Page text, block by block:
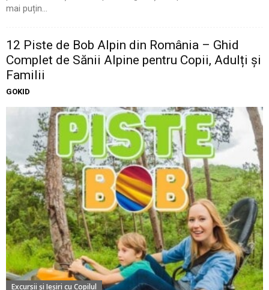
mai puțin...
12 Piste de Bob Alpin din România – Ghid
Complet de Sănii Alpine pentru Copii, Adulți și
Familii
GOKID
Excursii şi Ieşiri cu Copilul